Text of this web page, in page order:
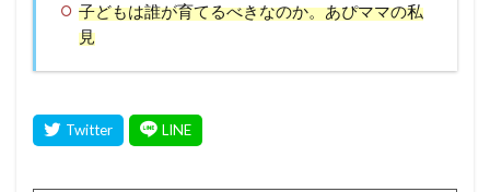
子どもは誰が育てるべきなのか。あぴママの私
見